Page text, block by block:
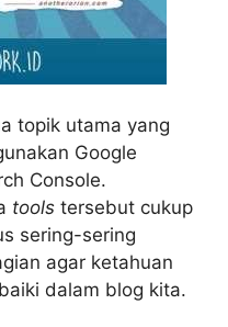
topik utama yang
Google
Console.
tools tersebut cukup
sering-sering
agar ketahuan
dalam blog kita.